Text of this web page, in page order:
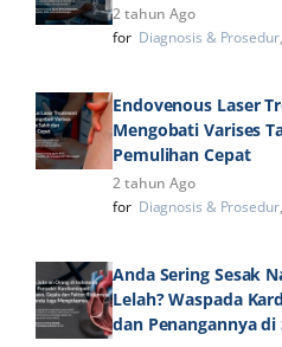
2 tahun Ago
for Diagnosis & Prosedur
Endovenous Laser
Mengobati Varises
Pemulihan Cepat
2 tahun Ago
for Diagnosis & Prosedur
Anda Sering Sesak
Lelah? Waspada
dan Penangannya di